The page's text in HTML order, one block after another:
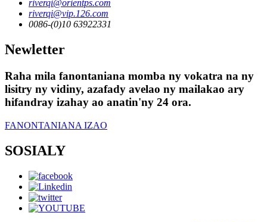
riverqi@orientps.com
riverqi@vip.126.com
0086-(0)10 63922331
Newletter
Raha mila fanontaniana momba ny vokatra na ny
lisitry ny vidiny, azafady avelao ny mailakao ary
hifandray izahay ao anatin'ny 24 ora.
FANONTANIANA IZAO
SOSIALY